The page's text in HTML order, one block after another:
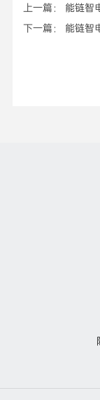
上一篇： 能链智
互联互通
下一篇： 能链智